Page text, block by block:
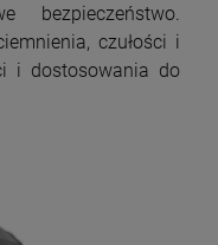
bezpieczeństwo.
czułości i
i dostosowania do